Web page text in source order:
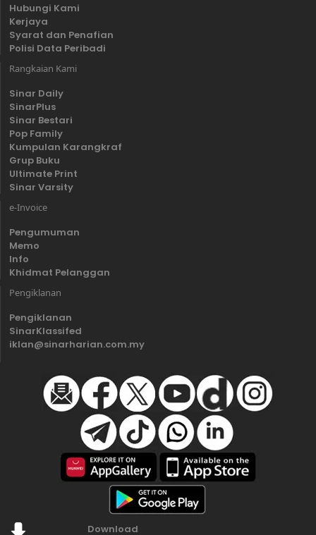
Hubungi Kami
Kerjaya
Syarat dan Penafian
Polisi Data Peribadi
Rangkaian Kami
Sinar Daily
SinarPlus
Sinar Bestari
Pop Family
Kumpulan Karangkraf
Grup Buku
Ultimate Print
Sinar Varsity
e-Invoice
Pengumuman
Memo
Info
Khidmat Pelanggan
Pengiklanan
Pengiklanan
SinarKlassifed
iklan@sinarharian.com.my
Download